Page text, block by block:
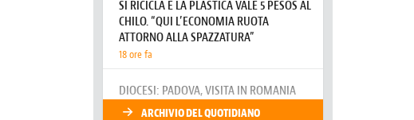
Pozzuoli, la Chiesa in prima linea:
una Messa tra i detriti e aiuti per gli
sfollati
Consiglio di Genazzano